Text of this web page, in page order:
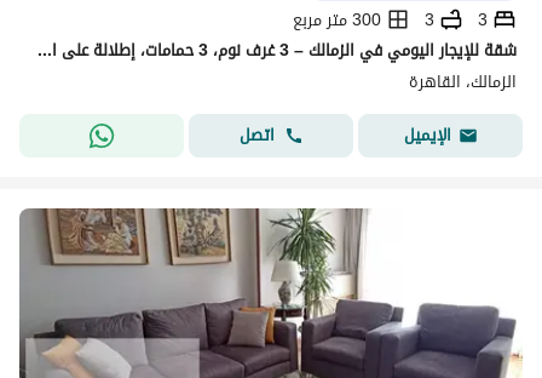
3
3
300 متر مربع
شقة للإيجار اليومي في الزمالك – 3 غرف نوم، 3 حمامات، إطلالة على النيل
الزمالك، القاهرة
الإيميل
اتصل